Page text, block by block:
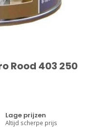
Rood 403 250
Lage prijzen
Altijd scherpe prijs